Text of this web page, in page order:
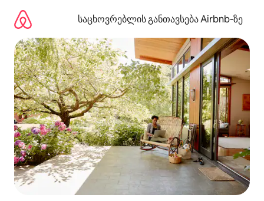
გადასვლა
საცხოვრებლის განთავსება Airbnb‑ზე